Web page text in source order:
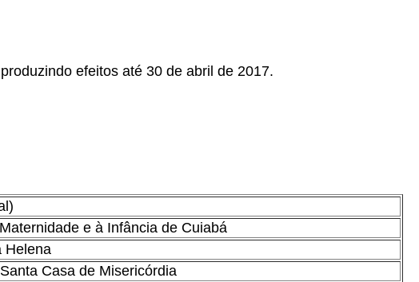
efeitos até 30 de abril de 2017.
e à Infância de Cuiabá
Helena
Casa de Misericórdia